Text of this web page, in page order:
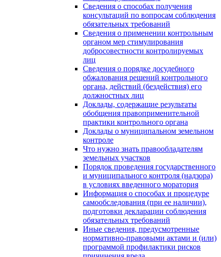
Сведения о способах получения
консультаций по вопросам соблюдения
обязательных требований
Сведения о применении контрольным
органом мер стимулирования
добросовестности контролируемых
лиц
Сведения о порядке досудебного
обжалования решений контрольного
органа, действий (бездействия) его
должностных лиц
Доклады, содержащие результаты
обобщения правоприменительной
практики контрольного органа
Доклады о муниципальном земельном
контроле
Что нужно знать правообладателям
земельных участков
Порядок проведения государственного
и муниципального контроля (надзора)
в условиях введенного моратория
Информация о способах и процедуре
самообследования (при ее наличии),
подготовки декларации соблюдения
обязательных требований
Иные сведения, предусмотренные
нормативно-правовыми актами и (или)
программой профилактики рисков